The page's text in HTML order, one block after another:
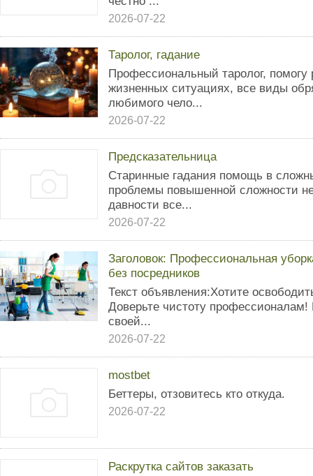
2026-07-22
Таролог, гадание
Профессиональный таролог, помогу
жизненных ситуациях, все виды
любимого чело...
2026-07-22
Предсказательница
Старинные гадания помощь в
проблемы повышенной сложности
давности все...
2026-07-22
Заголовок: Профессиональная
без посредников
Текст объявления:Хотите
Доверьте чистоту
своей...
2026-07-22
mostbet
Беттеры, отзовитесь кто откуда.
2026-07-22
Раскрутка сайтов заказать